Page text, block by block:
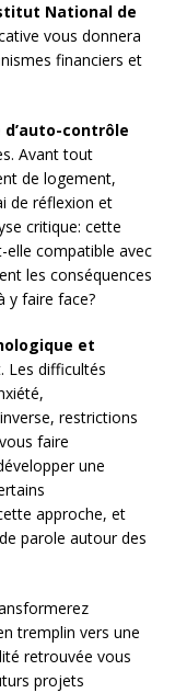
National de
vous donnera
financiers et
contrôle
Avant tout
de logement,
de réflexion et
critique: cette
elle compatible avec
les conséquences
y faire face?
et
Les difficultés
restrictions
faire
une
approche, et
parole autour des
tremplin vers une
retrouvée vous
projets